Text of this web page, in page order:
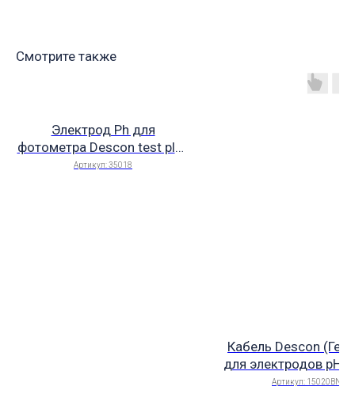
Смотрите также
Электрод Ph для
фотометра Descon test plus
арт.35018
Артикул:35018
Кабель Descon
для электродов pH и
стандартный,
Артикул: 15020BNC